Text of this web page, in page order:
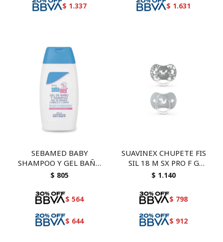
$ 1.337 $ 1.631
SEBAMED BABY
SHAMPOO Y GEL BAÑO
200 ML
$ 805
$ 564
$ 644
SUAVINEX CHUPETE FIS
SIL 18 M SX PRO F G
74957
$ 1.140
$ 798
$ 912